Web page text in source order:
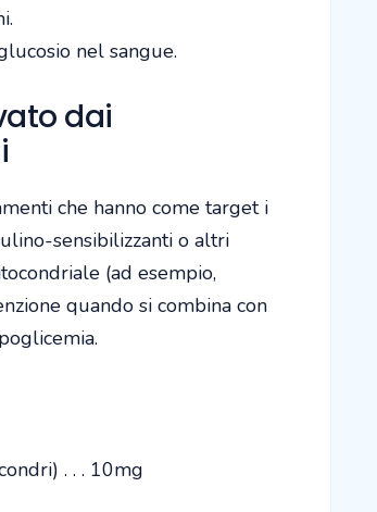
nel sangue.
dai
che hanno come target i
sensibilizzanti o altri
(ad esempio,
quando si combina con
. . . 10mg